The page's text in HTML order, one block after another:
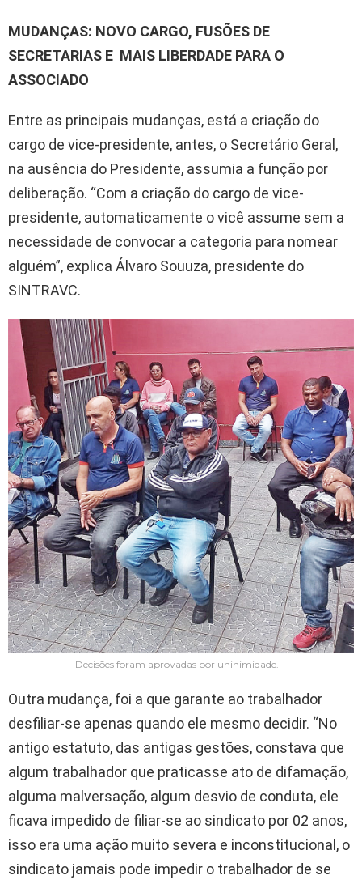
MUDANÇAS: NOVO CARGO, FUSÕES DE
SECRETARIAS E MAIS LIBERDADE PARA O
ASSOCIADO
Entre as principais mudanças, está a criação do
cargo de vice-presidente, antes, o Secretário Geral,
na ausência do Presidente, assumia a função por
deliberação. “Com a criação do cargo de vice-
presidente, automaticamente o vicê assume sem a
necessidade de convocar a categoria para nomear
alguém”, explica Álvaro Souuza, presidente do
SINTRAVC.
Decisões foram aprovadas por uninimidade.
Outra mudança, foi a que garante ao trabalhador
desfiliar-se apenas quando ele mesmo decidir. “No
antigo estatuto, das antigas gestões, constava que
algum trabalhador que praticasse ato de difamação,
alguma malversação, algum desvio de conduta, ele
ficava impedido de filiar-se ao sindicato por 02 anos,
isso era uma ação muito severa e inconstitucional, o
sindicato jamais pode impedir o trabalhador de se